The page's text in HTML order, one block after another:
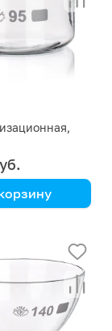
632 411 624